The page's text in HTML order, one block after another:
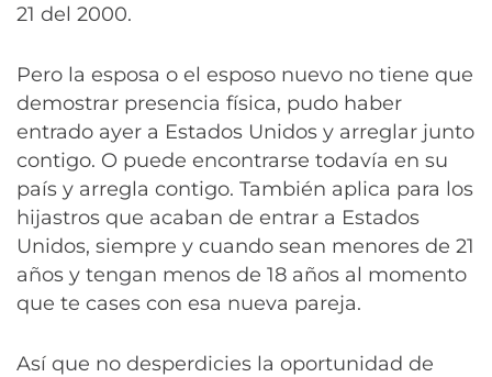
21 del 2000.
Pero la esposa o el esposo nuevo no tiene que
demostrar presencia física, pudo haber
entrado ayer a Estados Unidos y arreglar junto
contigo. O puede encontrarse todavía en su
país y arregla contigo. También aplica para los
hijastros que acaban de entrar a Estados
Unidos, siempre y cuando sean menores de 21
años y tengan menos de 18 años al momento
que te cases con esa nueva pareja.
Así que no desperdicies la oportunidad de